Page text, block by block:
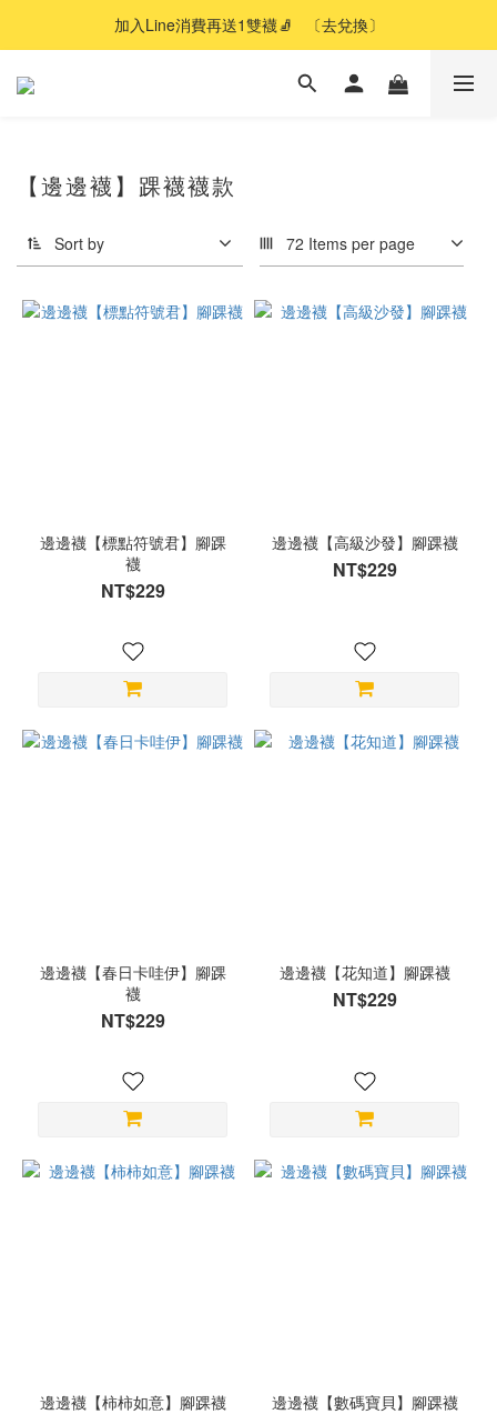
加入Line消費再送1雙襪🧦   〔去兌換〕
【邊邊襪】踝襪襪款
Sort by 72 Items per page
邊邊襪【標點符號君】腳踝
襪
NT$229
邊邊襪【高級沙發】腳踝襪
NT$229
邊邊襪【春日卡哇伊】腳踝
襪
NT$229
邊邊襪【花知道】腳踝襪
NT$229
邊邊襪【柿柿如意】腳踝襪 邊邊襪【數碼寶貝】腳踝襪